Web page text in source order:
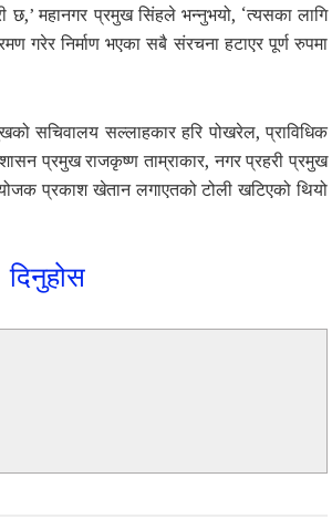
महानगर प्रमुख सिंहले भन्नुभयो, ‘त्यसका लागि
गरेर निर्माण भएका सबै संरचना हटाएर पूर्ण रुपमा
सचिवालय सल्लाहकार हरि पोखरेल, प्राविधिक
प्रमुख राजकृष्ण ताम्राकार, नगर प्रहरी प्रमुख
प्रकाश खेतान लगाएतको टोली खटिएको थियो